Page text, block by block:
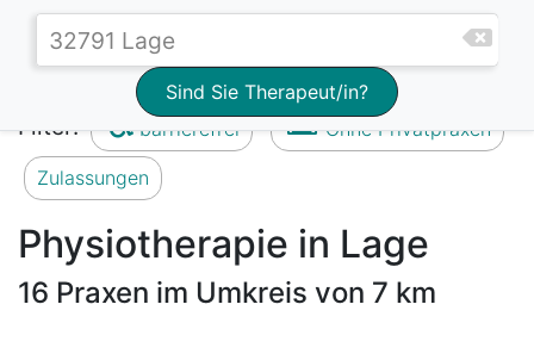
Sind Sie Therapeut/in?
Filter: barrierefrei Ohne Privatpraxen
Zulassungen
Physiotherapie in Lage
16 Praxen im Umkreis von 7 km